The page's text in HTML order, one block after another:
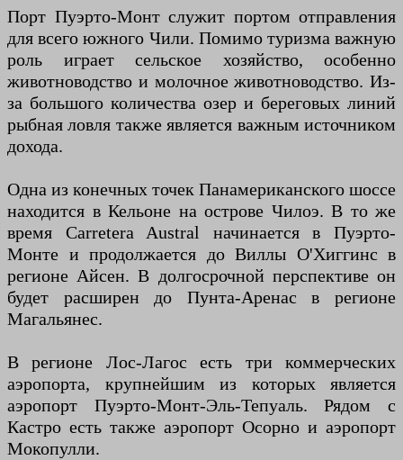
Порт Пуэрто-Монт служит портом отправления
для всего южного Чили. Помимо туризма важную
роль играет сельское хозяйство, особенно
животноводство и молочное животноводство. Из-
за большого количества озер и береговых линий
рыбная ловля также является важным источником
дохода.
Одна из конечных точек Панамериканского шоссе
находится в Кельоне на острове Чилоэ. В то же
время Carretera Austral начинается в Пуэрто-
Монте и продолжается до Виллы О'Хиггинс в
регионе Айсен. В долгосрочной перспективе он
будет расширен до Пунта-Аренас в регионе
Магальянес.
В регионе Лос-Лагос есть три коммерческих
аэропорта, крупнейшим из которых является
аэропорт Пуэрто-Монт-Эль-Тепуаль. Рядом с
Кастро есть также аэропорт Осорно и аэропорт
Мокопулли.